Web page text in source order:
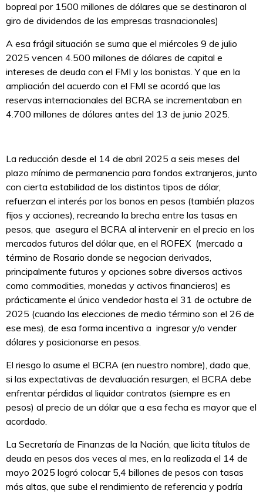
bopreal por 1500 millones de dólares que se destinaron al
giro de dividendos de las empresas trasnacionales)
A esa frágil situación se suma que el miércoles 9 de julio
2025 vencen 4.500 millones de dólares de capital e
intereses de deuda con el FMI y los bonistas. Y que en la
ampliación del acuerdo con el FMI se acordó que las
reservas internacionales del BCRA se incrementaban en
4.700 millones de dólares antes del 13 de junio 2025.
La reducción desde el 14 de abril 2025 a seis meses del
plazo mínimo de permanencia para fondos extranjeros, junto
con cierta estabilidad de los distintos tipos de dólar,
refuerzan el interés por los bonos en pesos (también plazos
fijos y acciones), recreando la brecha entre las tasas en
pesos, que asegura el BCRA al intervenir en el precio en los
mercados futuros del dólar que, en el ROFEX (mercado a
término de Rosario donde se negocian derivados,
principalmente futuros y opciones sobre diversos activos
como commodities, monedas y activos financieros) es
prácticamente el único vendedor hasta el 31 de octubre de
2025 (cuando las elecciones de medio término son el 26 de
ese mes), de esa forma incentiva a ingresar y/o vender
dólares y posicionarse en pesos.
El riesgo lo asume el BCRA (en nuestro nombre), dado que,
si las expectativas de devaluación resurgen, el BCRA debe
enfrentar pérdidas al liquidar contratos (siempre es en
pesos) al precio de un dólar que a esa fecha es mayor que el
acordado.
La Secretaría de Finanzas de la Nación, que licita títulos de
deuda en pesos dos veces al mes, en la realizada el 14 de
mayo 2025 logró colocar 5,4 billones de pesos con tasas
más altas, que sube el rendimiento de referencia y podría